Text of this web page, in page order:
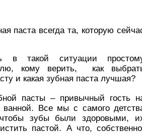
паста всегда та, которую
в такой ситуации
кому верить, как
и какая зубная паста лучшая?
пасты – привычный гость
ванной. Все мы с самого
зубы были здоровыми,
пастой. А что,